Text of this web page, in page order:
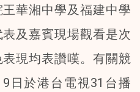
華湘中學及福建中學
及嘉賓現場觀看是次
現均表讚嘆。有關競
9日於港台電視31台播